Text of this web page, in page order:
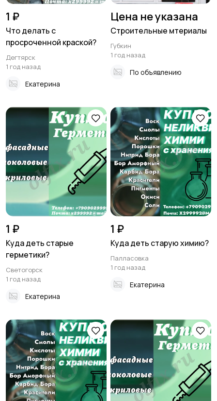
1 ₽
Что делать с
просроченной краской?
Дегтярск
1 год назад
Екатерина
Цена не указана
Строительные мтериалы
Губкин
1 год назад
По объявлению
1 ₽
Куда деть старые
герметики?
Светогорск
1 год назад
Екатерина
1 ₽
Куда деть старую химию?
Палласовка
1 год назад
Екатерина